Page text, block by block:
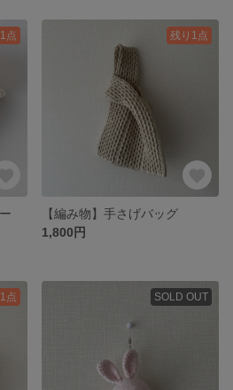
点 残り1点
【編み物】手さげバッグ
1,800円
点 SOLD OUT